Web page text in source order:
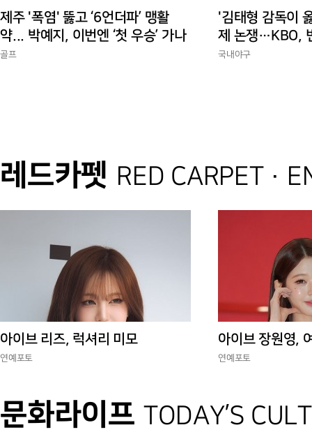
제주 '폭염' 뚫고 ‘6언더파’ 맹활
약... 박예지, 이번엔 ‘첫 우승’ 가나
골프
'김태형 감독이
제 논쟁…KBO,
경에 맞는 경기
국내야구
레드카펫 RED CARPET ·
아이브 리즈, 럭셔리 미모
연예포토
아이브 장원영,
연예포토
문화라이프 TODAY’S